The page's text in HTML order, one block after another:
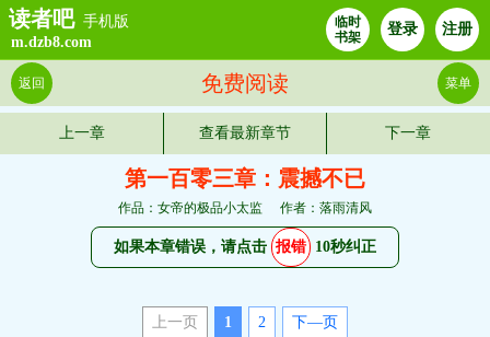
读者吧 手机版
m.dzb8.com
临时
书架
登录 注册
免费阅读
返回 菜单
上一章 查看最新章节 下一章
第一百零三章：震撼不已
作品：女帝的极品小太监 作者：落雨清风
如果本章错误，请点击 报错 10秒纠正
上一页 1 2 下—页